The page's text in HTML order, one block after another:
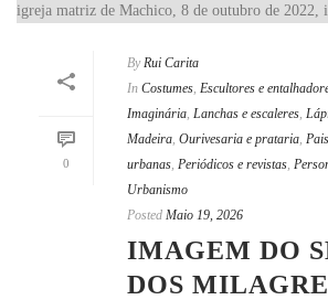
0
By Rui Carita
In Costumes, Escultores e
Imaginária, Lanchas e escaleres,
Madeira, Ourivesaria e prataria,
urbanas, Periódicos e revistas,
Urbanismo
Posted Maio 19, 2026
IMAGEM DO
DOS